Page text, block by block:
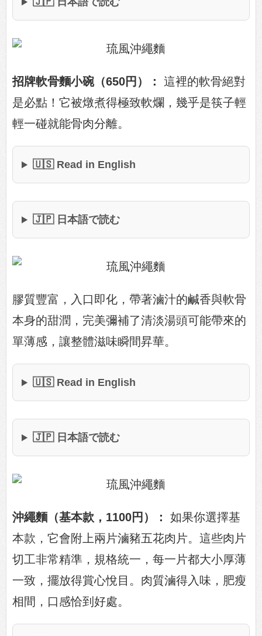
招牌軟骨麵小碗（650円）：
這裡的軟骨絕對
是必點！它被燉煮得極致軟爛，幾乎是筷子輕
輕一碰就能骨肉分離。
🇺🇸 Read in English
🇯🇵 日本語で読む
膠質豐富，入口即化，帶著滷汁的鹹香與軟骨
本身的甜潤，完美彌補了清淡湯頭可能帶來的
單薄感，讓整體滋味瞬間昇華。
🇺🇸 Read in English
🇯🇵 日本語で読む
沖繩麵（基本款，1100円）：
如果你選擇基
本款，它會附上兩片滷豬五花肉片。這些肉片
切工非常精準，規格統一，每一片都大小厚薄
一致，擺放得賞心悅目。肉質滷得入味，肥瘦
相間，口感恰到好處。